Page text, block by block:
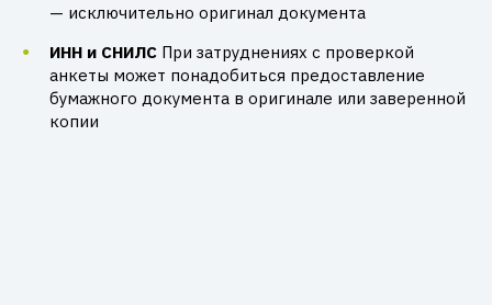
— исключительно оригинал документа
ИНН и СНИЛС При затруднениях с проверкой
анкеты может понадобиться предоставление
бумажного документа в оригинале или заверенной
копии